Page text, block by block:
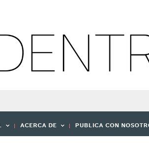
ACERCA DE PUBLICA CON